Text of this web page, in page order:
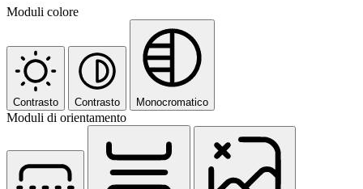
Moduli colore
Contrasto Contrasto Monocromatico
Moduli di orientamento